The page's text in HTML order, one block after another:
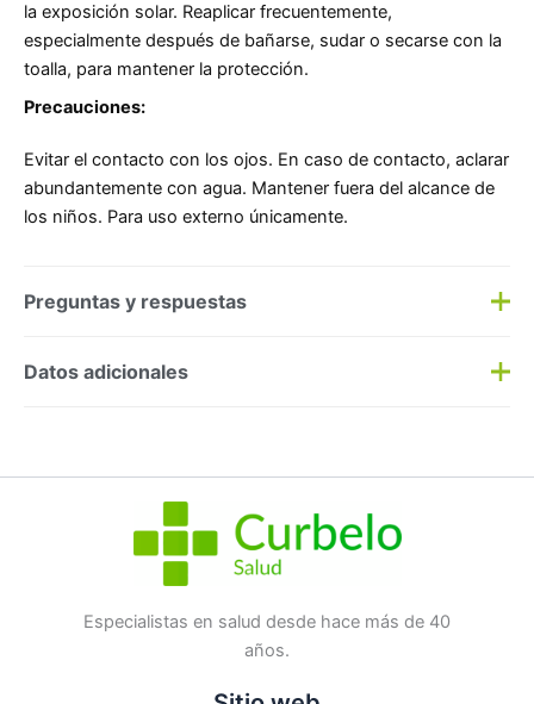
la exposición solar. Reaplicar frecuentemente,
especialmente después de bañarse, sudar o secarse con la
toalla, para mantener la protección.
Precauciones:
Evitar el contacto con los ojos. En caso de contacto, aclarar
abundantemente con agua. Mantener fuera del alcance de
los niños. Para uso externo únicamente.
Preguntas y respuestas
Preguntas y respuestas
No hay preguntas todavía
Datos adicionales
Especialistas en salud desde hace más de 40
años.